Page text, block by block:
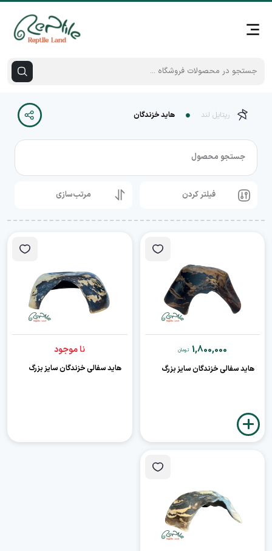
رپتایل لند هاید خزندگان
جستجو محصول
فیلتر کردن مرتب‌سازی
1,800,000 تومان
هاید سفالی خزندگان سایز بزرگ
نا موجود
هاید سفالی خزندگان سایز بزرگ